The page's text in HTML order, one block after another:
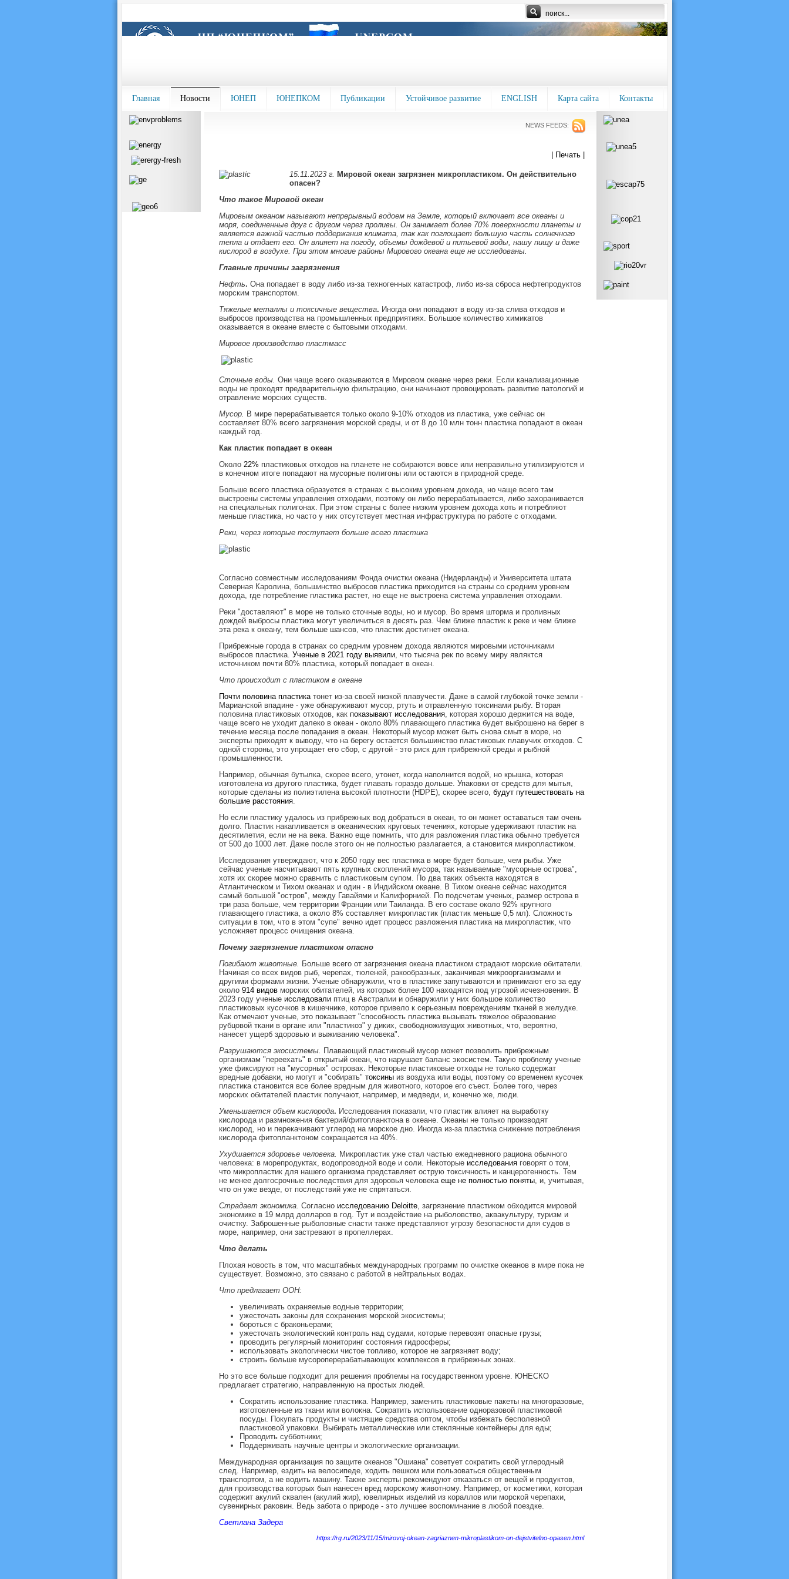
Главная Новости ЮНЕП ЮНЕПКОМ Публикации Устойчивое развитие ENGLISH Карта сайта Контакты
NEWS FEEDS:
| Печать |
15.11.2023 г. Мировой океан загрязнен микропластиком. Он действительно
опасен?
Что такое Мировой океан
Мировым океаном называют непрерывный водоем на Земле, который включает все океаны и
моря, соединенные друг с другом через проливы. Он занимает более 70% поверхности планеты и
является важной частью поддержания климата, так как поглощает большую часть солнечного
тепла и отдает его. Он влияет на погоду, объемы дождевой и питьевой воды, нашу пищу и даже
кислород в воздухе. При этом многие районы Мирового океана еще не исследованы.
Главные причины загрязнения
Нефть. Она попадает в воду либо из-за техногенных катастроф, либо из-за сброса нефтепродуктов
морским транспортом.
Тяжелые металлы и токсичные вещества. Иногда они попадают в воду из-за слива отходов и
выбросов производства на промышленных предприятиях. Большое количество химикатов
оказывается в океане вместе с бытовыми отходами.
Мировое производство пластмасс
Сточные воды. Они чаще всего оказываются в Мировом океане через реки. Если канализационные
воды не проходят предварительную фильтрацию, они начинают провоцировать развитие патологий и
отравление морских существ.
Мусор. В мире перерабатывается только около 9-10% отходов из пластика, уже сейчас он
составляет 80% всего загрязнения морской среды, и от 8 до 10 млн тонн пластика попадают в океан
каждый год.
Как пластик попадает в океан
Около 22% пластиковых отходов на планете не собираются вовсе или неправильно утилизируются и
в конечном итоге попадают на мусорные полигоны или остаются в природной среде.
Больше всего пластика образуется в странах с высоким уровнем дохода, но чаще всего там
выстроены системы управления отходами, поэтому он либо перерабатывается, либо захоранивается
на специальных полигонах. При этом страны с более низким уровнем дохода хоть и потребляют
меньше пластика, но часто у них отсутствует местная инфраструктура по работе с отходами.
Реки, через которые поступает больше всего пластика
Согласно совместным исследованиям Фонда очистки океана (Нидерланды) и Университета штата
Северная Каролина, большинство выбросов пластика приходится на страны со средним уровнем
дохода, где потребление пластика растет, но еще не выстроена система управления отходами.
Реки "доставляют" в море не только сточные воды, но и мусор. Во время шторма и проливных
дождей выбросы пластика могут увеличиться в десять раз. Чем ближе пластик к реке и чем ближе
эта река к океану, тем больше шансов, что пластик достигнет океана.
Прибрежные города в странах со средним уровнем дохода являются мировыми источниками
выбросов пластика. Ученые в 2021 году выявили, что тысяча рек по всему миру являктся
источником почти 80% пластика, который попадает в океан.
Что происходит с пластиком в океане
Почти половина пластикатонет из-за своей низкой плавучести. Даже в самой глубокой точке земли -
Марианской впадине - уже обнаруживают мусор, ртуть и отравленную токсинами рыбу. Вторая
половина пластиковых отходов, как показывают исследования, которая хорошо держится на воде,
чаще всего не уходит далеко в океан - около 80% плавающего пластика будет выброшено на берег в
течение месяца после попадания в океан. Некоторый мусор может быть снова смыт в море, но
эксперты приходят к выводу, что на берегу остается большинство пластиковых плавучих отходов. С
одной стороны, это упрощает его сбор, с другой - это риск для прибрежной среды и рыбной
промышленности.
Например, обычная бутылка, скорее всего, утонет, когда наполнится водой, но крышка, которая
изготовлена из другого пластика, будет плавать гораздо дольше. Упаковки от средств для мытья,
которые сделаны из полиэтилена высокой плотности (HDPE), скорее всего, будут путешествовать на
большие расстояния.
Но если пластику удалось из прибрежных вод добраться в океан, то он может оставаться там очень
долго. Пластик накапливается в океанических круговых течениях, которые удерживают пластик на
десятилетия, если не на века. Важно еще помнить, что для разложения пластика обычно требуется
от 500 до 1000 лет. Даже после этого он не полностью разлагается, а становится микропластиком.
Исследования утверждают, что к 2050 году вес пластика в море будет больше, чем рыбы. Уже
сейчас ученые насчитывают пять крупных скоплений мусора, так называемые "мусорные острова",
хотя их скорее можно сравнить с пластиковым супом. По два таких объекта находятся в
Атлантическом и Тихом океанах и один - в Индийском океане. В Тихом океане сейчас находится
самый большой "остров", между Гавайями и Калифорнией. По подсчетам ученых, размер острова в
три раза больше, чем территории Франции или Таиланда. В его составе около 92% крупного
плавающего пластика, а около 8% составляет микропластик (пластик меньше 0,5 мл). Сложность
ситуации в том, что в этом "супе" вечно идет процесс разложения пластика на микропластик, что
усложняет процесс очищения океана.
Почему загрязнение пластиком опасно
Погибают животные. Больше всего от загрязнения океана пластиком страдают морские обитатели.
Начиная со всех видов рыб, черепах, тюленей, ракообразных, заканчивая микроорганизмами и
другими формами жизни. Ученые обнаружили, что в пластике запутываются и принимают его за еду
около 914 видовморских обитателей, из которых более 100 находятся под угрозой исчезновения. В
2023 году ученые исследовалиптиц в Австралии и обнаружили у них большое количество
пластиковых кусочков в кишечнике, которое привело к серьезным повреждениям тканей в желудке.
Как отмечают ученые, это показывает "способность пластика вызывать тяжелое образование
рубцовой ткани в органе или "пластикоз" у диких, свободноживущих животных, что, вероятно,
нанесет ущерб здоровью и выживанию человека".
Разрушаются экосистемы. Плавающий пластиковый мусор может позволить прибрежным
организмам "переехать" в открытый океан, что нарушает баланс экосистем. Такую проблему ученые
уже фиксируют на "мусорных" островах. Некоторые пластиковые отходы не только содержат
вредные добавки, но могут и "собирать" токсиныиз воздуха или воды, поэтому со временем кусочек
пластика становится все более вредным для животного, которое его съест. Более того, через
морских обитателей пластик получают, например, и медведи, и, конечно же, люди.
Уменьшается объем кислорода. Исследования показали, что пластик влияет на выработку
кислорода и размножения бактерий/фитопланктона в океане. Океаны не только производят
кислород, но и перекачивают углерод на морское дно. Иногда из-за пластика снижение потребления
кислорода фитопланктоном сокращается на 40%.
Ухудшается здоровье человека. Микропластик уже стал частью ежедневного рациона обычного
человека: в морепродуктах, водопроводной воде и соли. Некоторые исследованияговорят о том,
что микропластик для нашего организма представляет острую токсичность и канцерогенность. Тем
не менее долгосрочные последствия для здоровья человека еще не полностью поняты, и, учитывая,
что он уже везде, от последствий уже не спрятаться.
Страдает экономика. Согласно исследованию Deloitte, загрязнение пластиком обходится мировой
экономике в 19 млрд долларов в год. Тут и воздействие на рыболовство, аквакультуру, туризм и
очистку. Заброшенные рыболовные снасти также представляют угрозу безопасности для судов в
море, например, они застревают в пропеллерах.
Что делать
Плохая новость в том, что масштабных международных программ по очистке океанов в мире пока не
существует. Возможно, это связано с работой в нейтральных водах.
Что предлагает ООН:
увеличивать охраняемые водные территории;
ужесточать законы для сохранения морской экосистемы;
бороться с браконьерами;
ужесточать экологический контроль над судами, которые перевозят опасные грузы;
проводить регулярный мониторинг состояния гидросферы;
использовать экологически чистое топливо, которое не загрязняет воду;
строить больше мусороперерабатывающих комплексов в прибрежных зонах.
Но это все больше подходит для решения проблемы на государственном уровне. ЮНЕСКО
предлагает стратегию, направленную на простых людей.
Сократить использование пластика. Например, заменить пластиковые пакеты на многоразовые,
изготовленные из ткани или волокна. Сократить использование одноразовой пластиковой
посуды. Покупать продукты и чистящие средства оптом, чтобы избежать бесполезной
пластиковой упаковки. Выбирать металлические или стеклянные контейнеры для еды;
Проводить субботники;
Поддерживать научные центры и экологические организации.
Международная организация по защите океанов "Ошиана" советует сократить свой углеродный
след. Например, ездить на велосипеде, ходить пешком или пользоваться общественным
транспортом, а не водить машину. Также эксперты рекомендуют отказаться от вещей и продуктов,
для производства которых был нанесен вред морскому животному. Например, от косметики, которая
содержит акулий сквален (акулий жир), ювелирных изделий из кораллов или морской черепахи,
сувенирных раковин. Ведь забота о природе - это лучшее воспоминание в любой поездке.
Светлана Задера
https://rg.ru/2023/11/15/mirovoj-okean-zagriaznen-mikroplastikom-on-dejstvitelno-opasen.html